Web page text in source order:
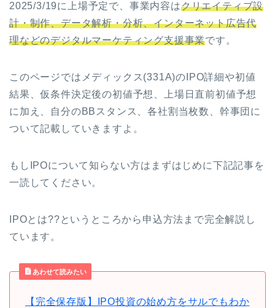
2025/3/19に上場予定で、事業内容はクリエイティブ設
計・制作、データ解析・分析、インターネット広告代
理などのデジタルマーケティング支援事業です。
このページではメディックス(331A)のIPO詳細や初値
結果、仮条件決定後の初値予想、上場日直前初値予想
に加え、自分のBBスタンス、各社割当枚数、幹事団に
ついて記載していきますよ。
もしIPOについて知らない方はまずはじめに下記記事を
一読してください。
IPOとは??というところから申込方法まで完全解説し
ています。
あわせて読みたい
【完全保存版】IPO投資の始め方をサルでもわか